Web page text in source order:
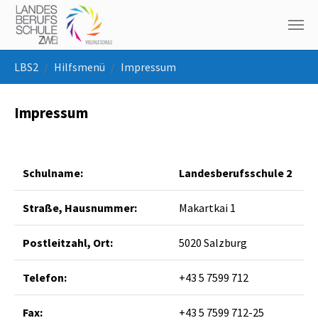
Skip to main navigation
Skip to main content
Skip to page footer
LBS2 Hilfsmenü Impressum
Impressum
Schulname: Landesberufsschule 2
Straße, Hausnummer: Makartkai 1
Postleitzahl, Ort: 5020 Salzburg
Telefon: +43 5 7599 712
Fax: +43 5 7599 712-25